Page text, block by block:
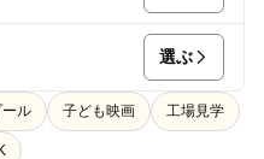
選ぶ
ール 子ども映画 工場見学